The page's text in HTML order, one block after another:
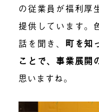
の従業員が福利厚
提供しています。
話を聞き、 町を知
ことで、事業展開
思いますね。